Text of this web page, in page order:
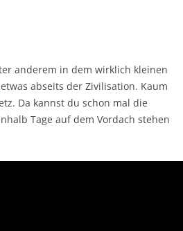
anderem in dem wirklich kleinen
abseits der Zivilisation. Kaum
Da kannst du schon mal die
Tage auf dem Vordach stehen